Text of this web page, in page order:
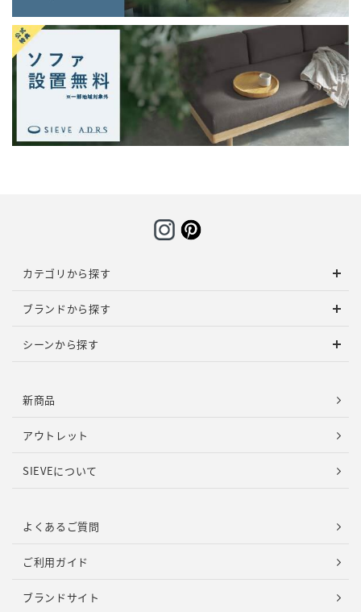
カテゴリから探す
ブランドから探す
シーンから探す
新商品
アウトレット
SIEVEについて
よくあるご質問
ご利用ガイド
ブランドサイト